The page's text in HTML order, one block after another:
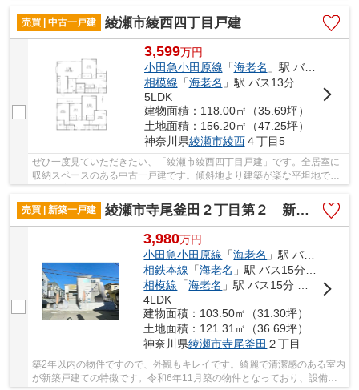
売買 | 中古一戸建
綾瀬市綾西四丁目戸建
3,599万円
小田急小田原線 「海老名 」駅 バス13分 「国分寺台第11」 停歩3分
相模線 「海老名 」駅 バス13分 「国分寺台第11」 停歩3分
5LDK
建物面積：118.00㎡（35.69坪）
土地面積：156.20㎡（47.25坪）
神奈川県綾瀬市綾西４丁目5
ぜひ一度見ていただきたい、「綾瀬市綾西四丁目戸建」です。全居室に
収納スペースのある中古一戸建です。傾斜地より建築が楽な平坦地で
売買 | 新築一戸建
綾瀬市寺尾釜田２丁目第２ 新築戸建
3,980万円
小田急小田原線 「海老名 」駅 バス15分 「綾瀬高校」 停歩4分
相鉄本線 「海老名 」駅 バス15分 「綾瀬高校」 停歩4分
相模線 「海老名 」駅 バス15分 「綾瀬高校」 停歩4分
4LDK
建物面積：103.50㎡（31.30坪）
土地面積：121.31㎡（36.69坪）
神奈川県綾瀬市寺尾釜田 ２丁目
築2年以内の物件ですので、外観もキレイです。綺麗で清潔感のある室内
が新築戸建ての特徴です。令和6年11月築の物件となっており、設備も